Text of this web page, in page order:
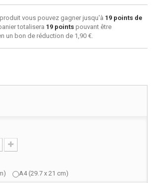
vous pouvez gagner jusqu'à 19 points de
totalisera 19 points pouvant être
un bon de réduction de 1,90 €.
A4 (29.7 x 21 cm)